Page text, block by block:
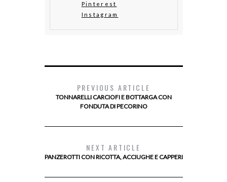
Pinterest
Instagram
PREVIOUS ARTICLE
TONNARELLI CARCIOFI E BOTTARGA CON
FONDUTA DI PECORINO
NEXT ARTICLE
PANZEROTTI CON RICOTTA, ACCIUGHE E CAPPERI